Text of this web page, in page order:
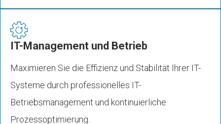
IT-Management und Betrieb
Maximieren Sie die Effizienz und Stabilität Ihrer IT-
Systeme durch professionelles IT-
Betriebsmanagement und kontinuierliche
Prozessoptimierung.